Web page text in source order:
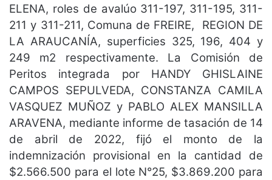
ELENA, roles de avalúo 311-197, 311-195, 311-
211 y 311-211, Comuna de FREIRE, REGION DE
LA ARAUCANÍA, superficies 325, 196, 404 y
249 m2 respectivamente. La Comisión de
Peritos integrada por HANDY GHISLAINE
CAMPOS SEPULVEDA, CONSTANZA CAMILA
VASQUEZ MUÑOZ y PABLO ALEX MANSILLA
ARAVENA, mediante informe de tasación de 14
de abril de 2022, fijó el monto de la
indemnización provisional en la cantidad de
$2.566.500 para el lote N°25, $3.869.200 para